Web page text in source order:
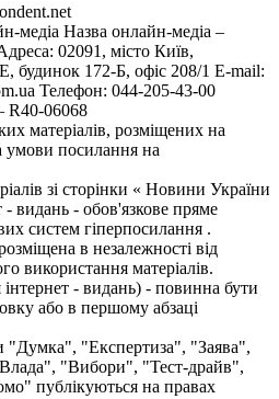
медіа Назва онлайн-медіа –
02091, місто Київ,
172-Б, офіс 208/1 E-mail:
Телефон: 044-205-43-00
R40-06068
матеріалів, розміщених на
умови посилання на
зі сторінки « Новини України
- видань - обов'язкове пряме
систем гіперпосилання .
в незалежності від
використання матеріалів.
- видань) - повинна бути
або в першому абзаці
"Думка", "Експертиза", "Заява",
"Вибори", "Тест-драйв",
публікуються на правах